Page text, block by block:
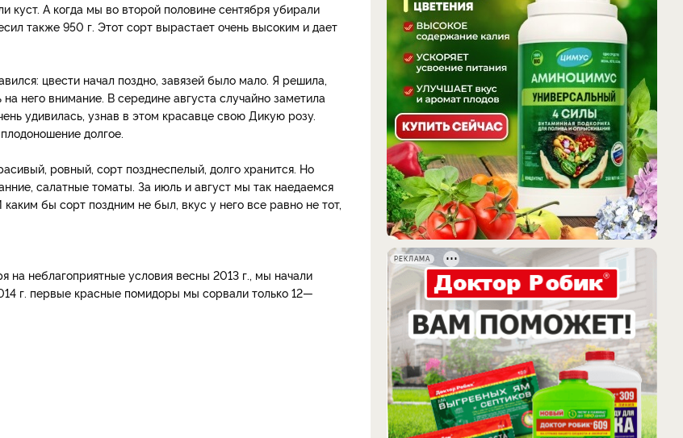
куст. А когда мы во второй половине сентября убирали
также 950 г. Этот сорт вырастает очень высоким и дает
цвести начал поздно, завязей было мало. Я решила,
него внимание. В середине августа случайно заметила
удивилась, узнав в этом красавце свою Дикую розу.
долгое.
ровный, сорт позднеспелый, долго хранится. Но
салатные томаты. За июль и август мы так наедаемся
бы сорт поздним не был, вкус у него все равно не тот,
на неблагоприятные условия весны 2013 г., мы начали
г. первые красные помидоры мы сорвали только 12—
РЕКЛАМА